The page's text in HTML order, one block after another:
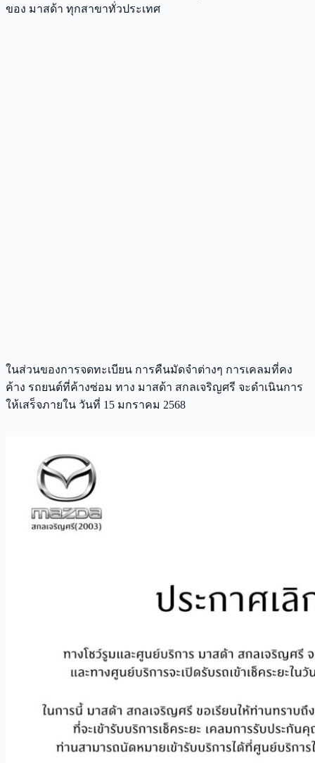
ของ มาสด้า ทุกสาขาทั่วประเทศ
ในส่วนของการจดทะเบียน การคืนมัดจำต่างๆ การเคลมที่คง
ค้าง รถยนต์ที่ค้างซ่อม ทาง มาสด้า สกลเจริญศรี จะดำเนินการ
ให้เสร็จภายใน วันที่ 15 มกราคม 2568